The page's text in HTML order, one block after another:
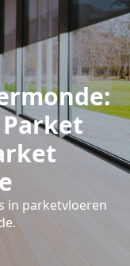
in parketvloeren